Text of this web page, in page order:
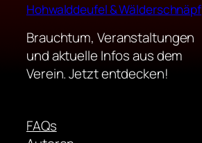
Hohwalddeufel & Wälderschnäpf
Brauchtum, Veranstaltungen
und aktuelle Infos aus dem
Verein. Jetzt entdecken!
FAQs